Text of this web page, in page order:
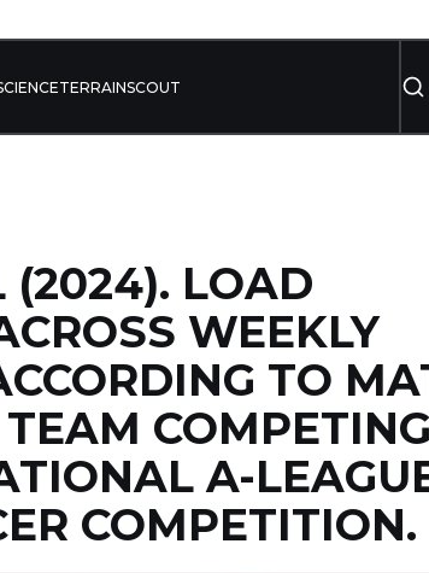
TERRAINSCOUT
(2024). LOAD
WEEKLY
TO
A-
COMPETITION.